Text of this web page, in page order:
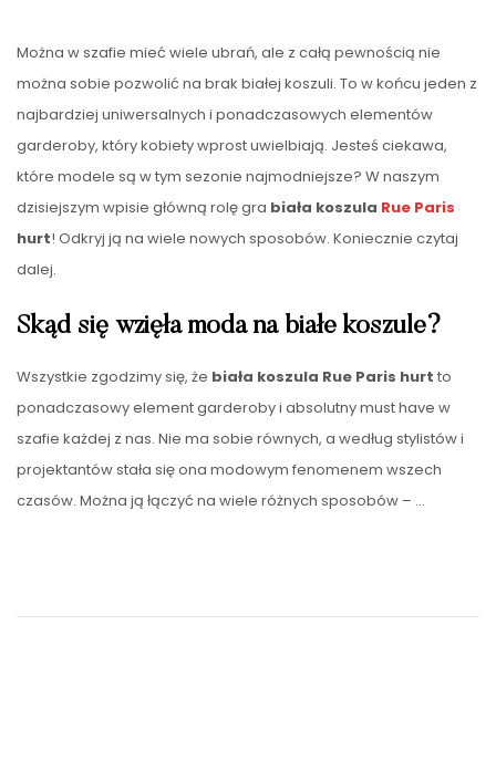
Można w szafie mieć wiele ubrań, ale z całą pewnością nie
można sobie pozwolić na brak białej koszuli. To w końcu jeden z
najbardziej uniwersalnych i ponadczasowych elementów
garderoby, który kobiety wprost uwielbiają. Jesteś ciekawa,
które modele są w tym sezonie najmodniejsze? W naszym
dzisiejszym wpisie główną rolę gra biała koszula Rue Paris
hurt! Odkryj ją na wiele nowych sposobów. Koniecznie czytaj
dalej.
Skąd się wzięła moda na białe koszule?
Wszystkie zgodzimy się, że biała koszula Rue Paris hurt to
ponadczasowy element garderoby i absolutny must have w
szafie każdej z nas. Nie ma sobie równych, a według stylistów i
projektantów stała się ona modowym fenomenem wszech
czasów. Można ją łączyć na wiele różnych sposobów – …